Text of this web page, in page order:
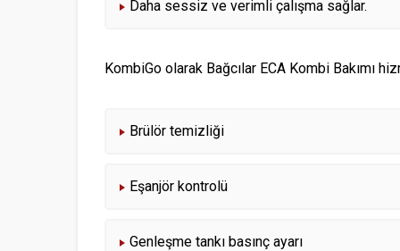
Daha sessiz ve verimli çalışma sağlar.
KombiGo olarak Bağcılar ECA Kombi Bakımı
Brülör temizliği
Eşanjör kontrolü
Genleşme tankı basınç ayarı